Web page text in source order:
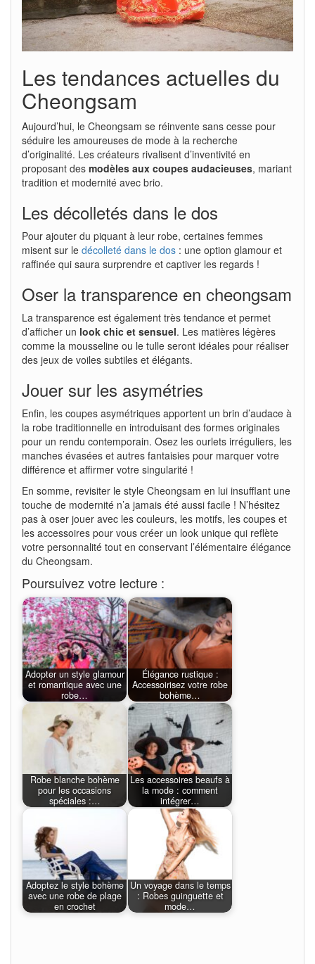
Les tendances actuelles du
Cheongsam
Aujourd’hui, le Cheongsam se réinvente sans cesse pour
séduire les amoureuses de mode à la recherche
d’originalité. Les créateurs rivalisent d’inventivité en
proposant des modèles aux coupes audacieuses, mariant
tradition et modernité avec brio.
Les décolletés dans le dos
Pour ajouter du piquant à leur robe, certaines femmes
misent sur le décolleté dans le dos : une option glamour et
raffinée qui saura surprendre et captiver les regards !
Oser la transparence en cheongsam
La transparence est également très tendance et permet
d’afficher un look chic et sensuel. Les matières légères
comme la mousseline ou le tulle seront idéales pour réaliser
des jeux de voiles subtiles et élégants.
Jouer sur les asymétries
Enfin, les coupes asymétriques apportent un brin d’audace à
la robe traditionnelle en introduisant des formes originales
pour un rendu contemporain. Osez les ourlets irréguliers, les
manches évasées et autres fantaisies pour marquer votre
différence et affirmer votre singularité !
En somme, revisiter le style Cheongsam en lui insufflant une
touche de modernité n’a jamais été aussi facile ! N’hésitez
pas à oser jouer avec les couleurs, les motifs, les coupes et
les accessoires pour vous créer un look unique qui reflète
votre personnalité tout en conservant l’élémentaire élégance
du Cheongsam.
Poursuivez votre lecture :
Adopter un style glamour
et romantique avec une
robe…
Élégance rustique :
Accessoirisez votre robe
bohème…
Robe blanche bohème
pour les occasions
spéciales :…
Les accessoires beaufs à
la mode : comment
intégrer…
Adoptez le style bohème
avec une robe de plage
en crochet
Un voyage dans le temps
: Robes guinguette et
mode…